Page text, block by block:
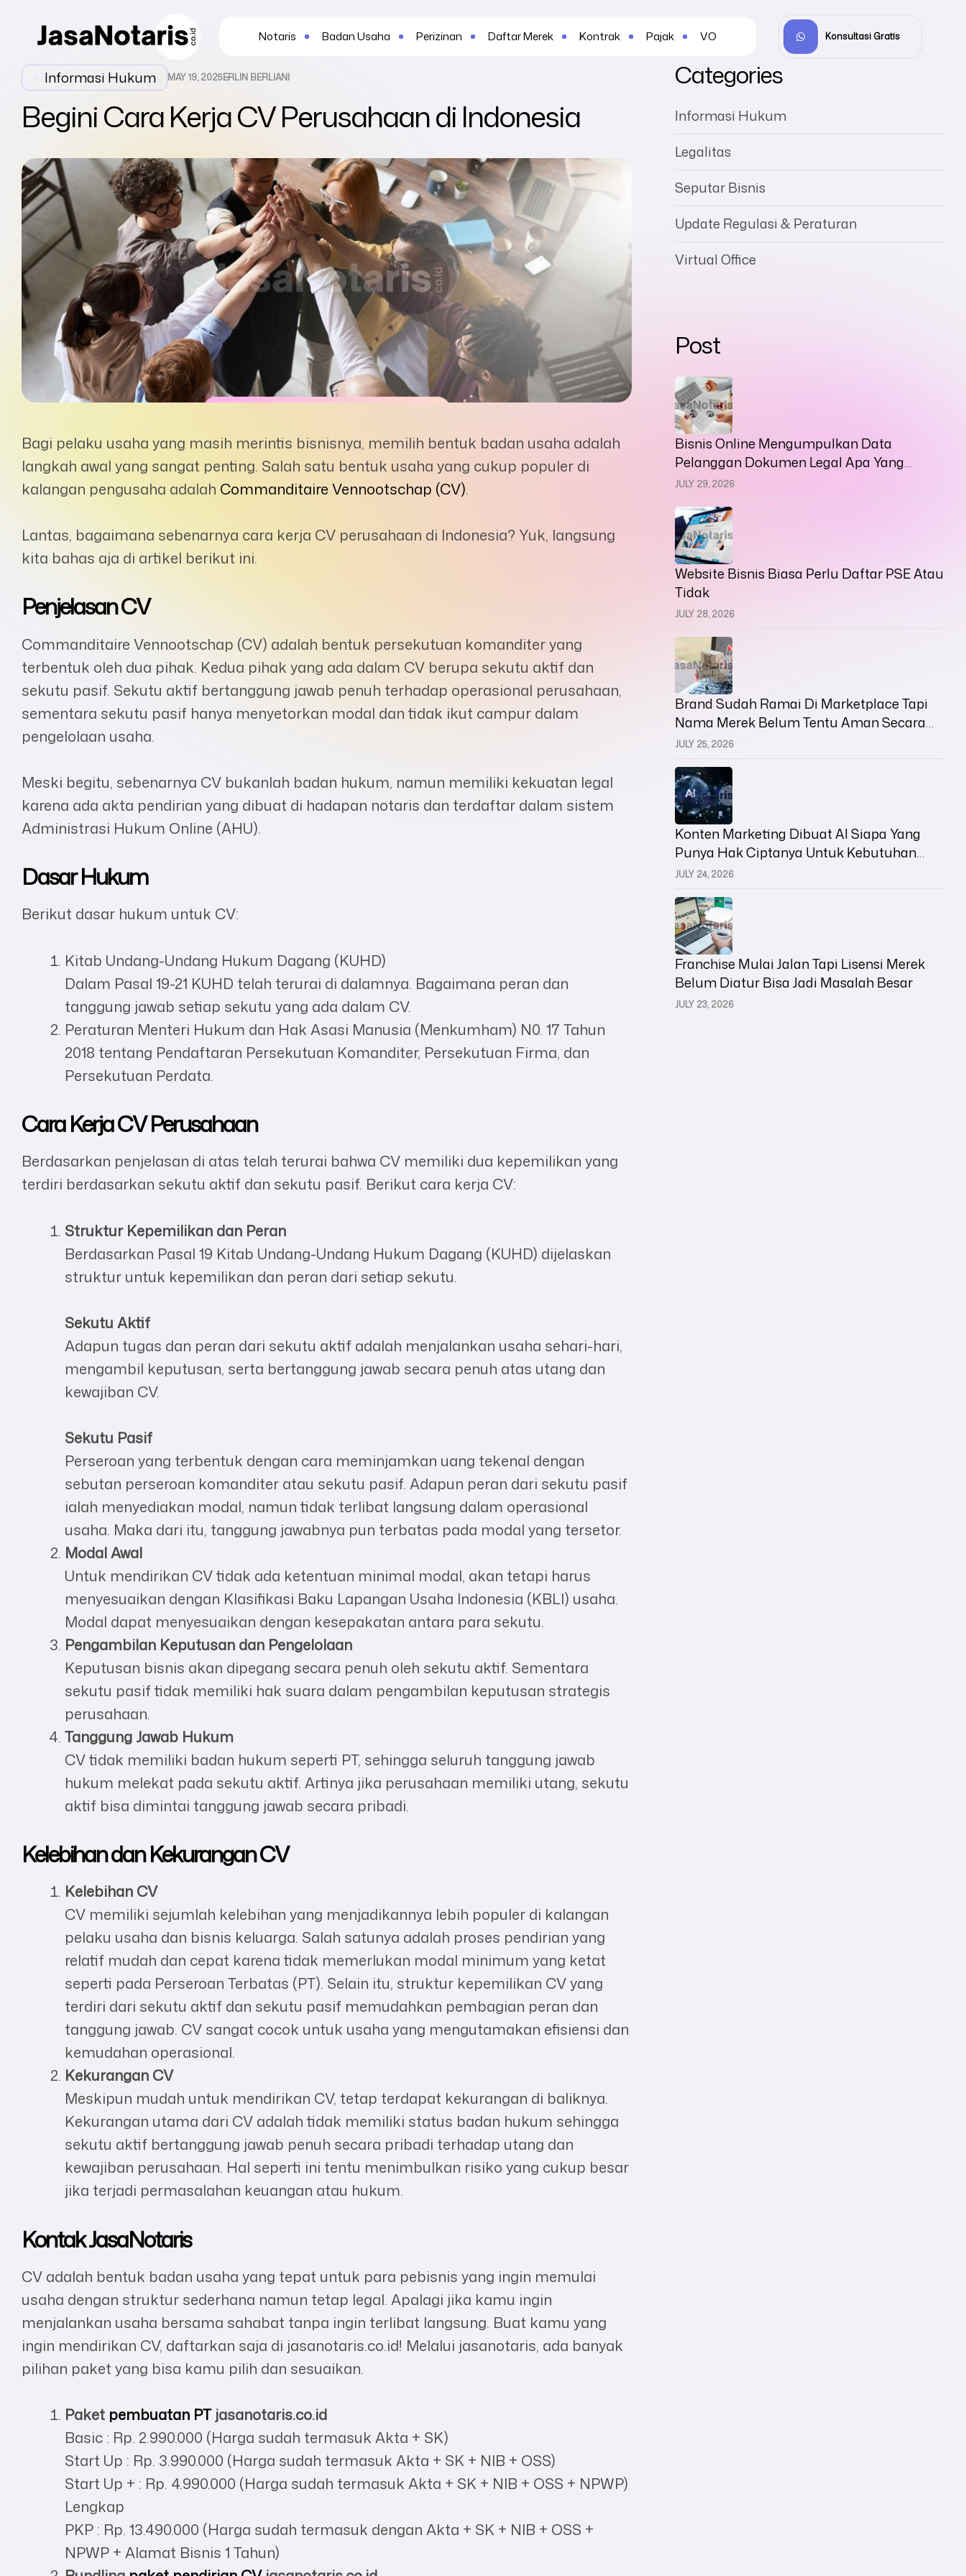
Notaris Badan Usaha Perizinan Daftar Merek Kontrak Pajak VO Konsultasi Gratis
Informasi Hukum MAY 19, 2025ERLIN BERLIANI
Begini Cara Kerja CV Perusahaan di Indonesia
Bagi pelaku usaha yang masih merintis bisnisnya, memilih bentuk badan usaha adalah
langkah awal yang sangat penting. Salah satu bentuk usaha yang cukup populer di
kalangan pengusaha adalah Commanditaire Vennootschap (CV).
Lantas, bagaimana sebenarnya cara kerja CV perusahaan di Indonesia? Yuk, langsung
kita bahas aja di artikel berikut ini.
Penjelasan CV
Commanditaire Vennootschap (CV) adalah bentuk persekutuan komanditer yang
terbentuk oleh dua pihak. Kedua pihak yang ada dalam CV berupa sekutu aktif dan
sekutu pasif. Sekutu aktif bertanggung jawab penuh terhadap operasional perusahaan,
sementara sekutu pasif hanya menyetorkan modal dan tidak ikut campur dalam
pengelolaan usaha.
Meski begitu, sebenarnya CV bukanlah badan hukum, namun memiliki kekuatan legal
karena ada akta pendirian yang dibuat di hadapan notaris dan terdaftar dalam sistem
Administrasi Hukum Online (AHU).
Dasar Hukum
Berikut dasar hukum untuk CV:
Kitab Undang-Undang Hukum Dagang (KUHD)
Dalam Pasal 19-21 KUHD telah terurai di dalamnya. Bagaimana peran dan
tanggung jawab setiap sekutu yang ada dalam CV.
Peraturan Menteri Hukum dan Hak Asasi Manusia (Menkumham) N0. 17 Tahun
2018 tentang Pendaftaran Persekutuan Komanditer, Persekutuan Firma, dan
Persekutuan Perdata.
Cara Kerja CV Perusahaan
Berdasarkan penjelasan di atas telah terurai bahwa CV memiliki dua kepemilikan yang
terdiri berdasarkan sekutu aktif dan sekutu pasif. Berikut cara kerja CV:
Struktur Kepemilikan dan Peran
Berdasarkan Pasal 19 Kitab Undang-Undang Hukum Dagang (KUHD) dijelaskan
struktur untuk kepemilikan dan peran dari setiap sekutu.
Sekutu Aktif
Adapun tugas dan peran dari sekutu aktif adalah menjalankan usaha sehari-hari,
mengambil keputusan, serta bertanggung jawab secara penuh atas utang dan
kewajiban CV.
Sekutu Pasif
Perseroan yang terbentuk dengan cara meminjamkan uang tekenal dengan
sebutan perseroan komanditer atau sekutu pasif. Adapun peran dari sekutu pasif
ialah menyediakan modal, namun tidak terlibat langsung dalam operasional
usaha. Maka dari itu, tanggung jawabnya pun terbatas pada modal yang tersetor.
Modal Awal
Untuk mendirikan CV tidak ada ketentuan minimal modal, akan tetapi harus
menyesuaikan dengan Klasifikasi Baku Lapangan Usaha Indonesia (KBLI) usaha.
Modal dapat menyesuaikan dengan kesepakatan antara para sekutu.
Pengambilan Keputusan dan Pengelolaan
Keputusan bisnis akan dipegang secara penuh oleh sekutu aktif. Sementara
sekutu pasif tidak memiliki hak suara dalam pengambilan keputusan strategis
perusahaan.
Tanggung Jawab Hukum
CV tidak memiliki badan hukum seperti PT, sehingga seluruh tanggung jawab
hukum melekat pada sekutu aktif. Artinya jika perusahaan memiliki utang, sekutu
aktif bisa dimintai tanggung jawab secara pribadi.
Kelebihan dan Kekurangan CV
Kelebihan CV
CV memiliki sejumlah kelebihan yang menjadikannya lebih populer di kalangan
pelaku usaha dan bisnis keluarga. Salah satunya adalah proses pendirian yang
relatif mudah dan cepat karena tidak memerlukan modal minimum yang ketat
seperti pada Perseroan Terbatas (PT). Selain itu, struktur kepemilikan CV yang
terdiri dari sekutu aktif dan sekutu pasif memudahkan pembagian peran dan
tanggung jawab. CV sangat cocok untuk usaha yang mengutamakan efisiensi dan
kemudahan operasional.
Kekurangan CV
Meskipun mudah untuk mendirikan CV, tetap terdapat kekurangan di baliknya.
Kekurangan utama dari CV adalah tidak memiliki status badan hukum sehingga
sekutu aktif bertanggung jawab penuh secara pribadi terhadap utang dan
kewajiban perusahaan. Hal seperti ini tentu menimbulkan risiko yang cukup besar
jika terjadi permasalahan keuangan atau hukum.
KontakJasaNotaris
CV adalah bentuk badan usaha yang tepat untuk para pebisnis yang ingin memulai
usaha dengan struktur sederhana namun tetap legal. Apalagi jika kamu ingin
menjalankan usaha bersama sahabat tanpa ingin terlibat langsung. Buat kamu yang
ingin mendirikan CV, daftarkan saja di jasanotaris.co.id! Melalui jasanotaris, ada banyak
pilihan paket yang bisa kamu pilih dan sesuaikan.
Paket pembuatan PTjasanotaris.co.id
Basic : Rp. 2.990.000 (Harga sudah termasuk Akta + SK)
Start Up : Rp. 3.990.000 (Harga sudah termasuk Akta + SK + NIB + OSS)
Start Up + : Rp. 4.990.000 (Harga sudah termasuk Akta + SK + NIB + OSS + NPWP)
Lengkap
PKP : Rp. 13.490.000 (Harga sudah termasuk dengan Akta + SK + NIB + OSS +
NPWP + Alamat Bisnis 1 Tahun)
Categories
Informasi Hukum
Legalitas
Seputar Bisnis
Update Regulasi & Peraturan
Virtual Office
Post
JULY 29, 2026
Bisnis Online Mengumpulkan Data
Pelanggan Dokumen Legal Apa Yang
Harus Disiapkan
JULY 28, 2026
Website Bisnis Biasa Perlu Daftar PSE Atau
Tidak
JULY 25, 2026
Brand Sudah Ramai Di Marketplace Tapi
Nama Merek Belum Tentu Aman Secara
Hukum
JULY 24, 2026
Konten Marketing Dibuat AI Siapa Yang
Punya Hak Ciptanya Untuk Kebutuhan
Bisnis
JULY 23, 2026
Franchise Mulai Jalan Tapi Lisensi Merek
Belum Diatur Bisa Jadi Masalah Besar